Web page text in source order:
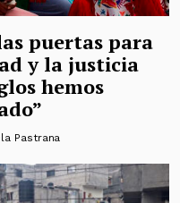
puertas para
y la justicia
hemos
Pastrana